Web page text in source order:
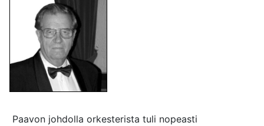
Paavon johdolla orkesterista tuli nopeasti